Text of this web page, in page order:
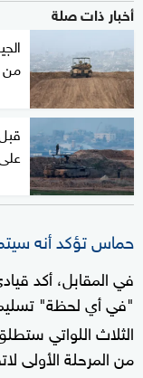
أخبار ذات صلة
من
حماس تؤكد أنه
في المقابل، أكد
"في أي لحظة"
الثلاث اللواتي
من المرحلة الأولى